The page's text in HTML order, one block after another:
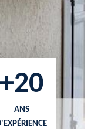
+20
ANS